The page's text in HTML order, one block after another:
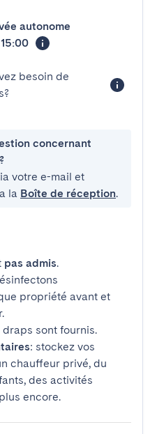
autonome
besoin de
concernant
votre e-mail et
la Boîte de réception.
pas admis.
propriété avant et
draps sont fournis.
: stockez vos
chauffeur privé, du
des activités
encore.